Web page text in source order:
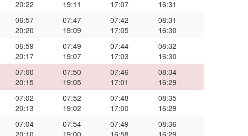
20:22
19:11
17:07
16:31
06:57
20:20
07:47
19:09
07:42
17:05
08:31
16:30
06:59
20:17
07:49
19:07
07:44
17:03
08:32
16:30
07:00
20:15
07:50
19:05
07:46
17:01
08:34
16:29
07:02
20:13
07:52
19:02
07:48
17:00
08:35
16:29
07:04
20:10
07:54
19:00
07:49
16:58
08:36
16:29